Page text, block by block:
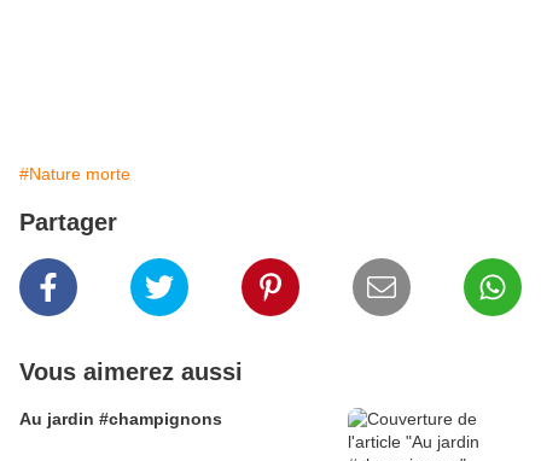
#Nature morte
Partager
Vous aimerez aussi
Au jardin #champignons